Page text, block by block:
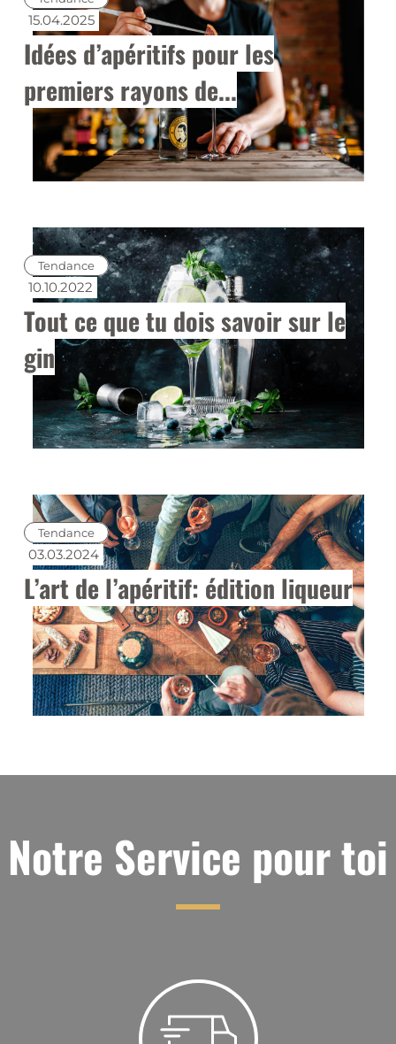
15.04.2025
Idées d’apéritifs pour les
premiers rayons de...
Tendance
10.10.2022
Tout ce que tu dois savoir sur le
gin
Tendance
03.03.2024
L’art de l’apéritif: édition liqueur
Notre Service pour toi